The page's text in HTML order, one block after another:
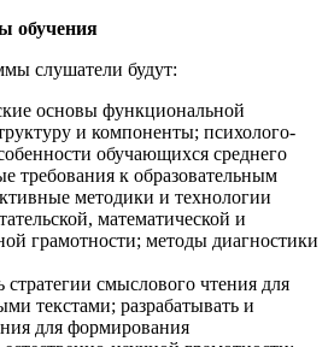
обучения
слушатели будут:
основы функциональной
и компоненты; психолого-
обучающихся среднего
требования к образовательным
методики и технологии
математической и
грамотности; методы диагностики
стратегии смыслового чтения для
текстами; разрабатывать и
для формирования